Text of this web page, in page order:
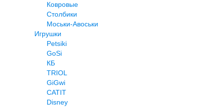
Ковровые
Столбики
Моськи-Авоськи
Игрушки
Petsiki
GoSi
КБ
TRIOL
GiGwi
CATIT
Disney